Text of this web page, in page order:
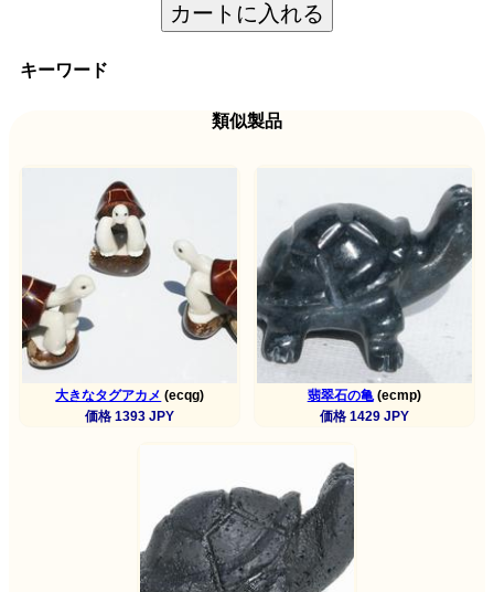
カートに入れる
キーワード
類似製品
大きなタグアカメ (ecqg)
価格 1393 JPY
翡翠石の亀(ecmp)
価格 1429 JPY